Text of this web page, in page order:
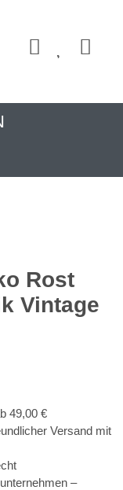
Rost
Vintage
49,00 €
Versand mit
–